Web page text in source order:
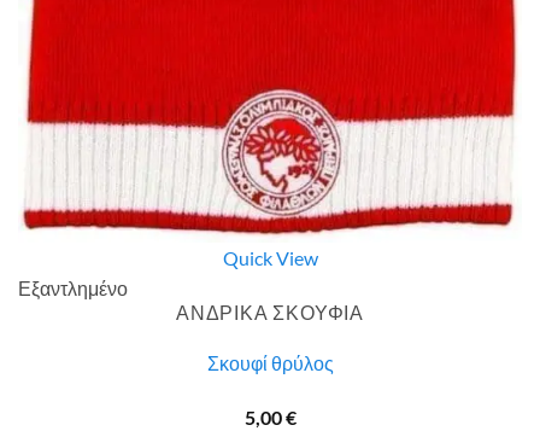
Quick View
Εξαντλημένο
ΑΝΔΡΙΚΑ ΣΚΟΥΦΙΑ
Σκουφί θρύλος
5,00€